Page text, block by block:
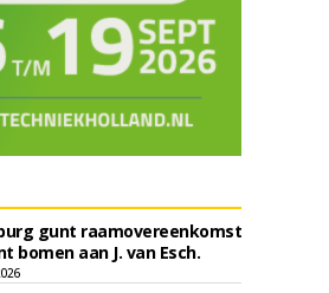
gunt raamovereenkomst
bomen aan J. van Esch.